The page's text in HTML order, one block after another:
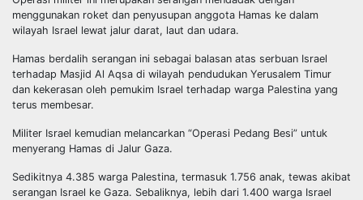
menggunakan roket dan penyusupan anggota Hamas ke dalam
wilayah Israel lewat jalur darat, laut dan udara.
Hamas berdalih serangan ini sebagai balasan atas serbuan Israel
terhadap Masjid Al Aqsa di wilayah pendudukan Yerusalem Timur
dan kekerasan oleh pemukim Israel terhadap warga Palestina yang
terus membesar.
Militer Israel kemudian melancarkan “Operasi Pedang Besi” untuk
menyerang Hamas di Jalur Gaza.
Sedikitnya 4.385 warga Palestina, termasuk 1.756 anak, tewas akibat
serangan Israel ke Gaza. Sebaliknya, lebih dari 1.400 warga Israel